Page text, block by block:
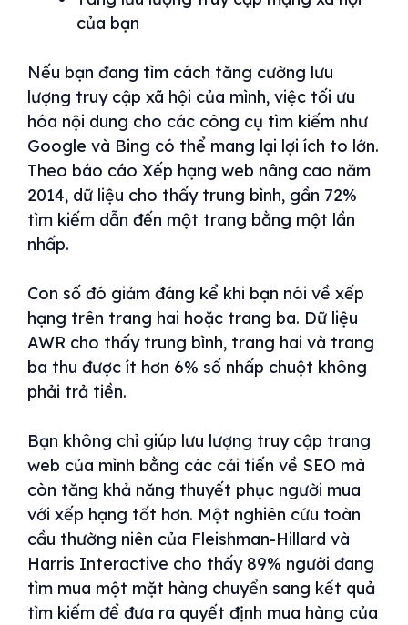
của bạn
Nếu bạn đang tìm cách tăng cường lưu
lượng truy cập xã hội của mình, việc tối ưu
hóa nội dung cho các công cụ tìm kiếm như
Google và Bing có thể mang lại lợi ích to lớn.
Theo báo cáo Xếp hạng web nâng cao năm
2014, dữ liệu cho thấy trung bình, gần 72%
tìm kiếm dẫn đến một trang bằng một lần
nhấp.
Con số đó giảm đáng kể khi bạn nói về xếp
hạng trên trang hai hoặc trang ba. Dữ liệu
AWR cho thấy trung bình, trang hai và trang
ba thu được ít hơn 6% số nhấp chuột không
phải trả tiền.
Bạn không chỉ giúp lưu lượng truy cập trang
web của mình bằng các cải tiến về SEO mà
còn tăng khả năng thuyết phục người mua
với xếp hạng tốt hơn. Một nghiên cứu toàn
cầu thường niên của Fleishman-Hillard và
Harris Interactive cho thấy 89% người đang
tìm mua một mặt hàng chuyển sang kết quả
tìm kiếm để đưa ra quyết định mua hàng của